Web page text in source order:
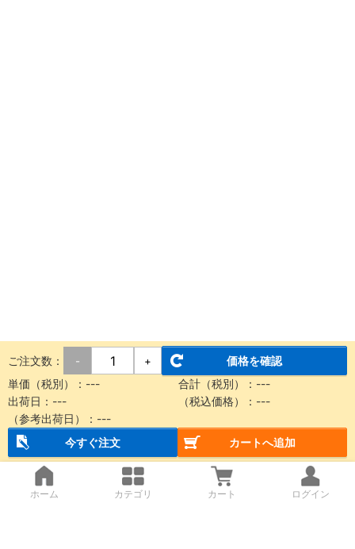
ご注文数： - +
価格を確認
単価（税別）： --- 合計（税別）： ---
出荷日： --- （税込価格）： ---
（参考出荷日）： ---
今すぐ注文
カートへ追加
ホーム カテゴリ カート ログイン